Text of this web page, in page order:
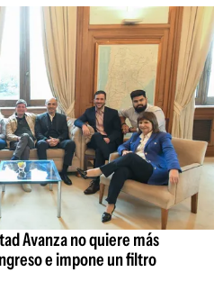
Avanza no quiere más
e impone un filtro